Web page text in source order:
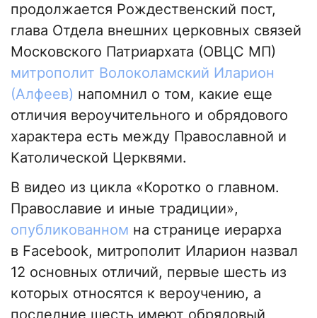
продолжается Рождественский пост,
глава Отдела внешних церковных связей
Московского Патриархата (ОВЦС МП)
митрополит Волоколамский Иларион
(Алфеев) напомнил о том, какие еще
отличия вероучительного и обрядового
характера есть между Православной и
Католической Церквями.
В видео из цикла «Коротко о главном.
Православие и иные традиции»,
опубликованном на странице иерарха
в Facebook, митрополит Иларион назвал
12 основных отличий, первые шесть из
которых относятся к вероучению, а